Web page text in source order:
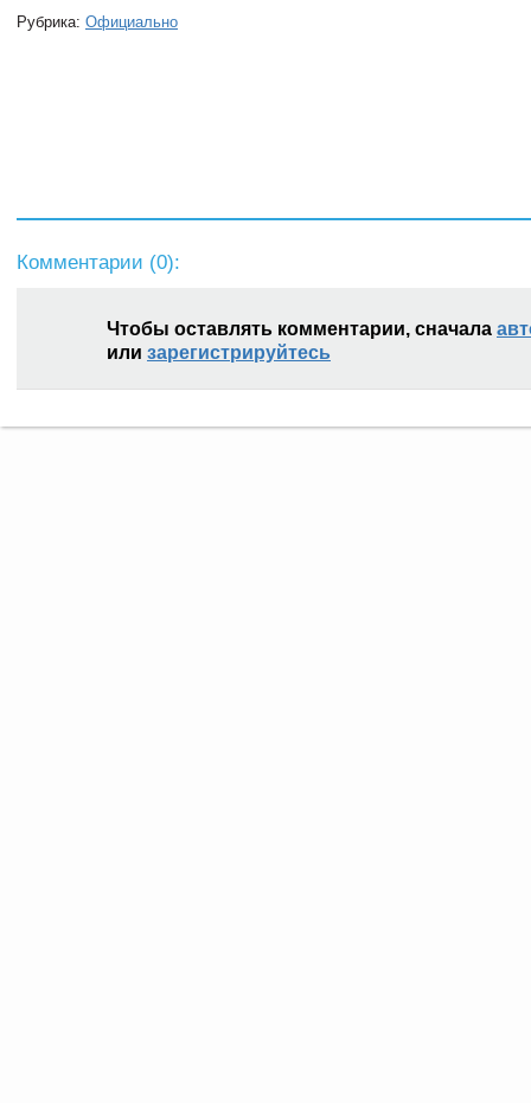
Рубрика: Официально
Комментарии (0):
Чтобы оставлять комментарии, сначала
или зарегистрируйтесь